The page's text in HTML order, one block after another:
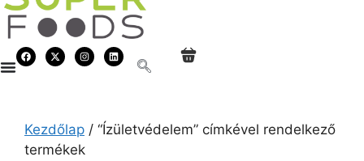
Kezdőlap / “Ízületvédelem” címkével rendelkező
termékek